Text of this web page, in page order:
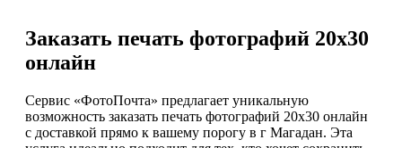
Заказать печать фотографий 20х30
онлайн
Сервис «ФотоПочта» предлагает уникальную
возможность заказать печать фотографий 20х30 онлайн
с доставкой прямо к вашему порогу в г Магадан. Эта